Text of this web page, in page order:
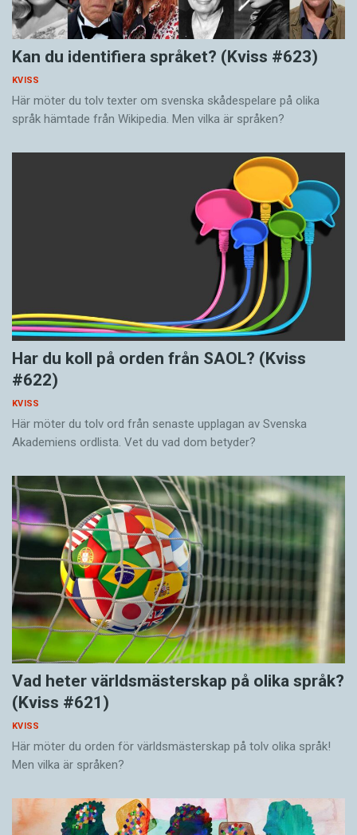
Kan du identifiera språket? (Kviss #623)
KVISS
Här möter du tolv texter om svenska skådespelare på olika
språk hämtade från Wikipedia. Men vilka är språken?
Har du koll på orden från SAOL? (Kviss
#622)
KVISS
Här möter du tolv ord från senaste upplagan av Svenska
Akademiens ordlista. Vet du vad dom betyder?
Vad heter världsmästerskap på olika språk?
(Kviss #621)
KVISS
Här möter du orden för världsmästerskap på tolv olika språk!
Men vilka är språken?